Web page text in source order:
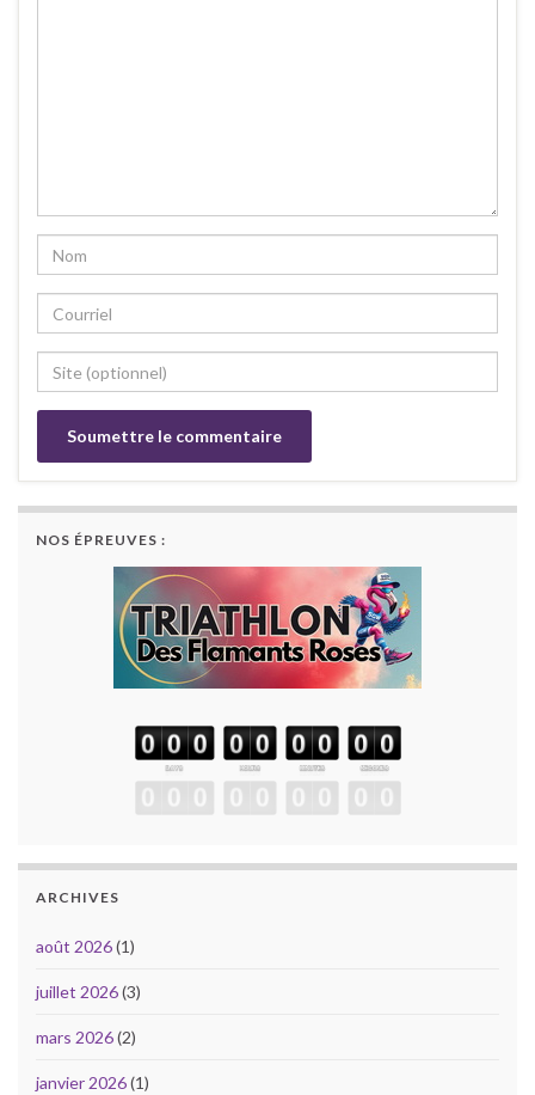
NOS ÉPREUVES :
ARCHIVES
août 2026(1)
juillet 2026(3)
mars 2026(2)
janvier 2026(1)